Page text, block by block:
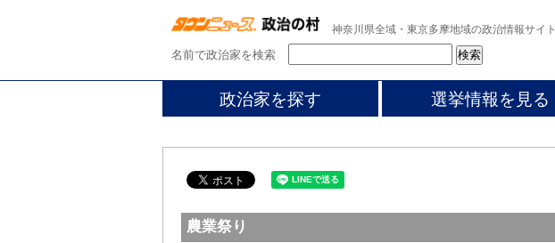
神奈川県全域・東京多摩地域の政治情報サイト
名前で政治家を検索
政治家を探す 選挙情報を見る
農業祭り